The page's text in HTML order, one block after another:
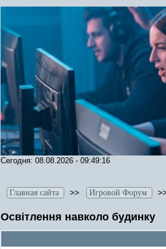
Сегодня: 08.08.2026 - 09:49:16
Главная сайта >> Игровой Форум
Освітлення навколо будинку